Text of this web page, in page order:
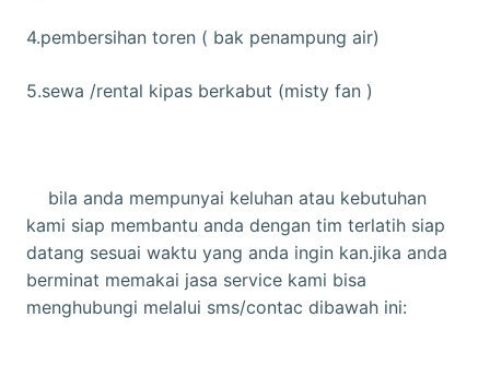
4.pembersihan toren ( bak penampung air)
5.sewa /rental kipas berkabut (misty fan )
bila anda mempunyai keluhan atau kebutuhan
kami siap membantu anda dengan tim terlatih siap
datang sesuai waktu yang anda ingin kan.jika anda
berminat memakai jasa service kami bisa
menghubungi melalui sms/contac dibawah ini: